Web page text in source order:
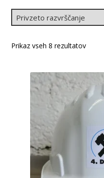
MOJ RAČUN
Prikaz vseh 8 rezultatov